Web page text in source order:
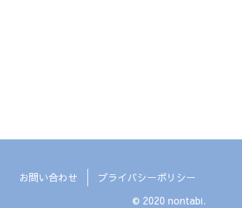
お問い合わせ
プライバシーポリシー
© 2020 nontabi.